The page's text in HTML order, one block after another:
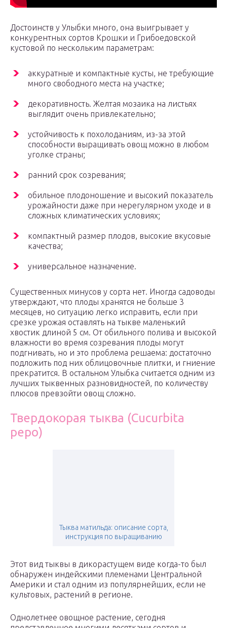
Достоинств у Улыбки много, она выигрывает у
конкурентных сортов Крошки и Грибоедовской
кустовой по нескольким параметрам:
аккуратные и компактные кусты, не требующие
много свободного места на участке;
декоративность. Желтая мозаика на листьях
выглядит очень привлекательно;
устойчивость к похолоданиям, из-за этой
способности выращивать овощ можно в любом
уголке страны;
ранний срок созревания;
обильное плодоношение и высокий показатель
урожайности даже при нерегулярном уходе и в
сложных климатических условиях;
компактный размер плодов, высокие вкусовые
качества;
универсальное назначение.
Существенных минусов у сорта нет. Иногда садоводы
утверждают, что плоды хранятся не больше 3
месяцев, но ситуацию легко исправить, если при
срезке урожая оставлять на тыкве маленький
хвостик длиной 5 см. От обильного полива и высокой
влажности во время созревания плоды могут
подгнивать, но и это проблема решаема: достаточно
подложить под них облицовочные плитки, и гниение
прекратится. В остальном Улыбка считается одним из
лучших тыквенных разновидностей, по количеству
плюсов превзойти овощ сложно.
Твердокорая тыква (Cucurbita
реро)
Тыква матильда: описание сорта,
инструкция по выращиванию
Этот вид тыквы в дикорастущем виде когда-то был
обнаружен индейскими племенами Центральной
Америки и стал одним из популярнейших, если не
культовых, растений в регионе.
Однолетнее овощное растение, сегодня